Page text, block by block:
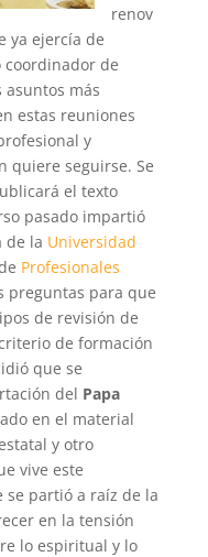
renov
ya ejercía de
de
asuntos más
estas reuniones
y
quiere seguirse. Se
el texto
pasado impartió
de la Universidad
Profesionales
preguntas para que
de revisión de
de formación
que se
del Papa
en el material
y otro
vive este
se partió a raíz de la
en la tensión
lo espiritual y lo